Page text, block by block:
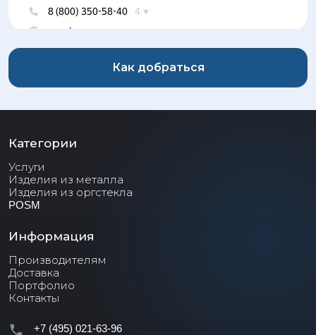
Как добраться
Категории
Услуги
Изделия из металла
Изделия из оргстекла
POSM
Информация
Производителям
Доставка
Портфолио
Контакты
+7 (495) 021-63-96